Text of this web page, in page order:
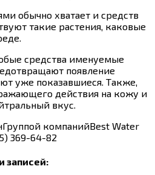
обычно хватает и средств
такие растения, каковые
средства именуемые
появление
уже показавшиеся. Также,
действия на кожу и
вкус.
компанийBest Water
369-64-82
записей: